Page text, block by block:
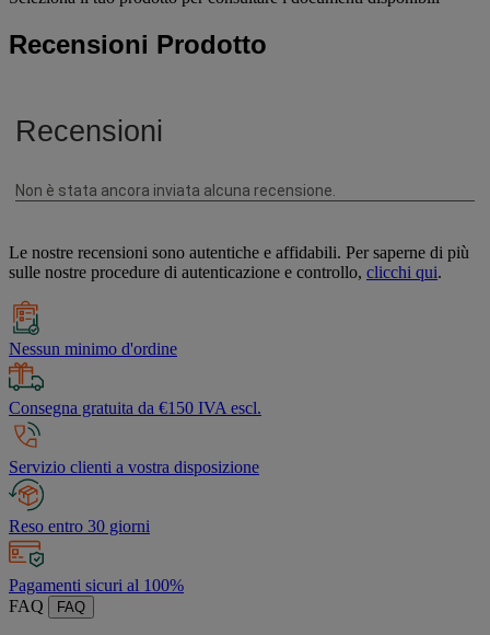
Recensioni Prodotto
Le nostre recensioni sono autentiche e affidabili. Per saperne di più
sulle nostre procedure di autenticazione e controllo, clicchi qui.
Nessun minimo d'ordine
Consegna gratuita da €150 IVA escl.
Servizio clienti a vostra disposizione
Reso entro 30 giorni
Pagamenti sicuri al 100%
FAQ
FAQ